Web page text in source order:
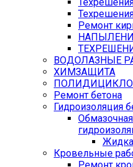
Ремонт
ВОДОЛАЗНЫЕ
ХИМЗАЩИТА
Ремонт бетона
Гидроизоляция
Кровельные